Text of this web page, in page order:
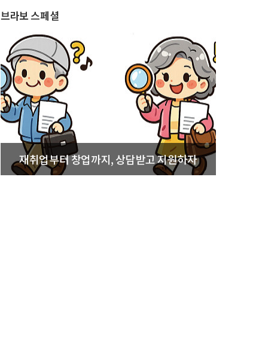
브라보 스페셜
재취업부터 창업까지, 상담받고 지원하자